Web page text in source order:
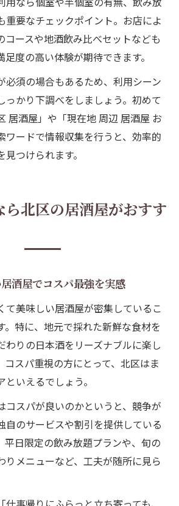
重要なチェックポイント。お店によ
コースや地酒飲み比べセットなども
度の高い体験が期待できます。
必須の場合もあるため、利用シーン
っかり下調べをしましょう。初めて
居酒屋」や「現在地 周辺 居酒屋 お
ワードで情報収集を行うと、効率的
つけられます。
ら北区の居酒屋がおすす
酒屋でコスパ最強を実感
て美味しい居酒屋が密集しているこ
。特に、地元で採れた新鮮な食材を
わりの日本酒をリーズナブルに楽し
コスパ重視の方にとって、北区はま
いえるでしょう。
コスパが良いのかというと、競争が
自のサービスや割引を提供している
平日限定の飲み放題プランや、旬の
りメニューなど、工夫が随所に見ら